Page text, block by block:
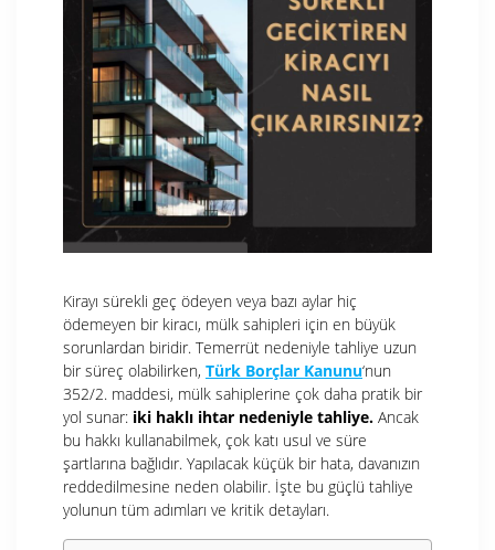
Kirayı sürekli geç ödeyen veya bazı aylar hiç
ödemeyen bir kiracı, mülk sahipleri için en büyük
sorunlardan biridir. Temerrüt nedeniyle tahliye uzun
bir süreç olabilirken, Türk Borçlar Kanunu‘nun
352/2. maddesi, mülk sahiplerine çok daha pratik bir
yol sunar: iki haklı ihtar nedeniyle tahliye. Ancak
bu hakkı kullanabilmek, çok katı usul ve süre
şartlarına bağlıdır. Yapılacak küçük bir hata, davanızın
reddedilmesine neden olabilir. İşte bu güçlü tahliye
yolunun tüm adımları ve kritik detayları.